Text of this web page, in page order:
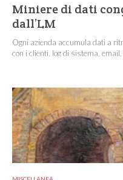
Miniere di dati
dall’LM
Ogni azienda accumula dati a
con i clienti, log di sistema, email,
MISCELLANEA